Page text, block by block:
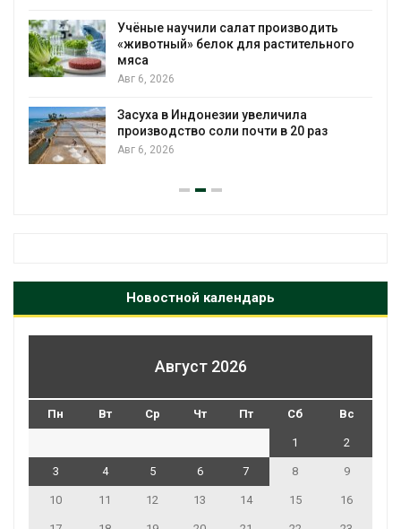
Изменение климата меняет ареалы
бабочек по всему миру
Авг 6, 2026
установки солнечных панелей для
бизнеса
Авг 6, 2026
Новостной календарь
Август 2026
Пн Вт Ср Чт Пт Сб Вс
1 2
3 4 5 6 7 8 9
10 11 12 13 14 15 16